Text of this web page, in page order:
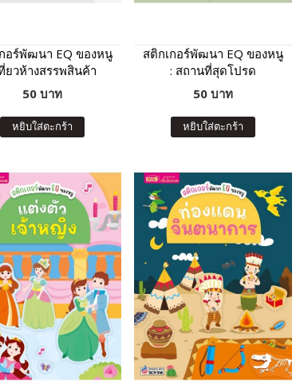
อร์พัฒนา EQ ของหนู
ยวห้างสรรพสินค้า
50 บาท
หยิบใส่ตะกร้า
สติกเกอร์พัฒนา EQ ของหนู
: สถานที่สุดโปรด
50 บาท
หยิบใส่ตะกร้า